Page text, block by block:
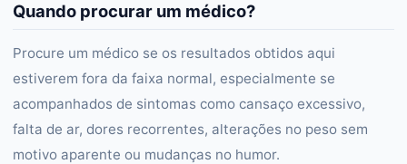
Quando procurar um médico?
Procure um médico se os resultados obtidos aqui
estiverem fora da faixa normal, especialmente se
acompanhados de sintomas como cansaço excessivo,
falta de ar, dores recorrentes, alterações no peso sem
motivo aparente ou mudanças no humor.